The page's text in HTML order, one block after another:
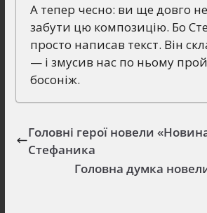
А тепер чесно: ви ще довго
забути цю композицію. Бо
просто написав текст. Він
— і змусив нас по ньому
босоніж.
Головні герої новели
Стефаника
Головна думка